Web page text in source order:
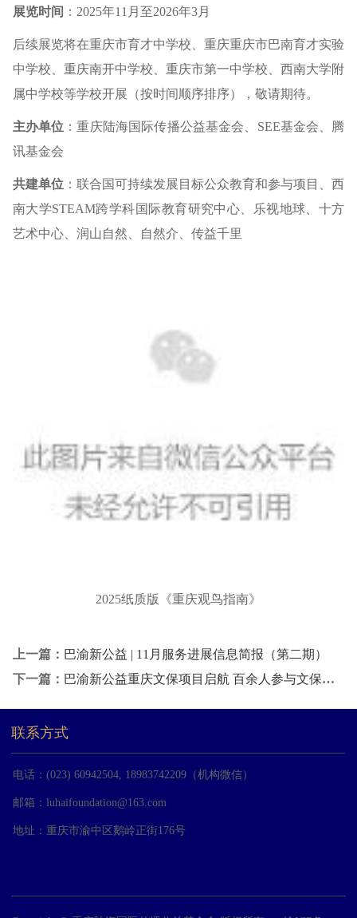
展览时间 ：2025年11月至2026年3月
后续展览将在重庆市育才中学校、重庆重庆市巴南育才实验
中学校、重庆南开中学校、重庆市第一中学校、西南大学附
属中学校等学校开展（按时间顺序排序），敬请期待。
主办单位 ：重庆陆海国际传播公益基金会、SEE基金会、腾
讯基金会
共建单位：联合国可持续发展目标公众教育和参与项目、西
南大学STEAM跨学科国际教育研究中心、乐视地球、十方
艺术中心、润山自然、自然介、传益千里
2025纸质版《重庆观鸟指南》
上一篇： 巴渝新公益 | 11月服务进展信息简报（第二期）
下一篇： 巴渝新公益重庆文保项目启航 百余人参与文保数字新秀培育
联系方式
电话：(023) 60942504, 18983742209（机构微信）
邮箱：luhaifoundation@163.com
地址：重庆市渝中区鹅岭正街176号